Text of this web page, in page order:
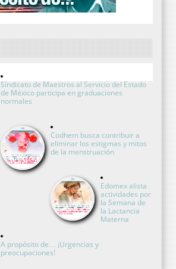
Sindicato de Maestros al Servicio del Estado
de México participa en graduaciones
normales
Codhem busca contribuir a
eliminar los estigmas y mitos
de la menstruación
Edomex alista
actividades por
la Semana de
la Lactancia
Materna
A propósito de… ¡Urgencias y
preocupaciones!